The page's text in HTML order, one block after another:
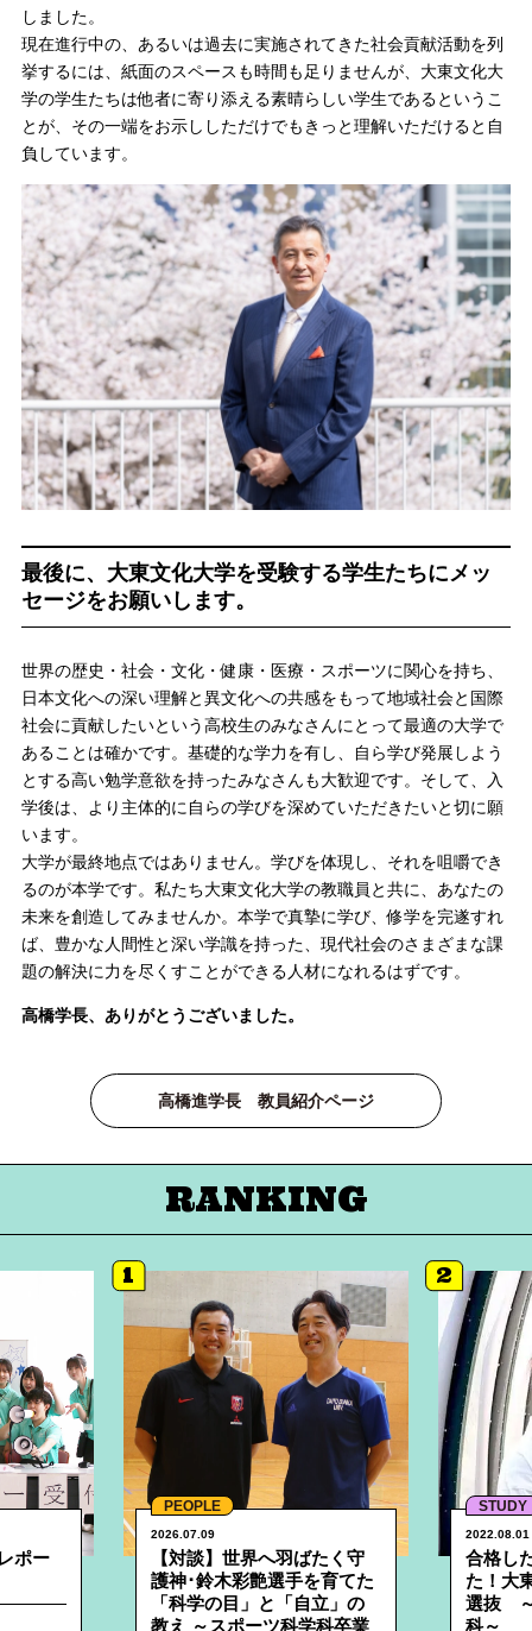
しました。
現在進行中の、あるいは過去に実施されてきた社会貢献活動を列
挙するには、紙面のスペースも時間も足りませんが、大東文化大
学の学生たちは他者に寄り添える素晴らしい学生であるというこ
とが、その一端をお示ししただけでもきっと理解いただけると自
負しています。
最後に、大東文化大学を受験する学生たちにメッ
セージをお願いします。
世界の歴史・社会・文化・健康・医療・スポーツに関心を持ち、
日本文化への深い理解と異文化への共感をもって地域社会と国際
社会に貢献したいという高校生のみなさんにとって最適の大学で
あることは確かです。基礎的な学力を有し、自ら学び発展しよう
とする高い勉学意欲を持ったみなさんも大歓迎です。そして、入
学後は、より主体的に自らの学びを深めていただきたいと切に願
います。
大学が最終地点ではありません。学びを体現し、それを咀嚼でき
るのが本学です。私たち大東文化大学の教職員と共に、あなたの
未来を創造してみませんか。本学で真摯に学び、修学を完遂すれ
ば、豊かな人間性と深い学識を持った、現代社会のさまざまな課
題の解決に力を尽くすことができる人材になれるはずです。
高橋学長、ありがとうございました。
高橋進学長 教員紹介ページ
RANKING
詳細へ
ポー
詳細へ
1
PEOPLE
2026.07.09
【対談】世界へ羽ばたく守
護神･鈴木彩艶選手を育てた
「科学の目」と「自立」の
教え ～スポーツ科学科卒業
2
STUDY
2022.08.01
合格し
た！大
選抜 ～
科～